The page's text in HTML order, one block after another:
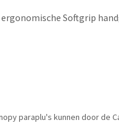
Softgrip
paraplu's kunnen door de